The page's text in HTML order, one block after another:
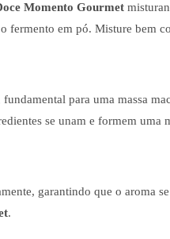
Momento Gourmet
fermento em pó. Misture bem
para uma massa
se unam e formem uma
garantindo que o aroma
.